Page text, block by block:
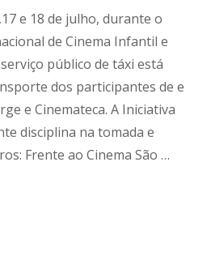
e 18 de julho, durante o
de Cinema Infantil e
público de táxi está
dos participantes de e
e Cinemateca. A Iniciativa
disciplina na tomada e
Frente ao Cinema São …